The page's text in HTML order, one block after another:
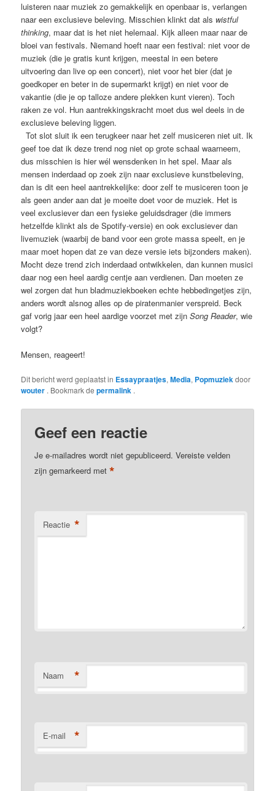
luisteren naar muziek zo gemakkelijk en openbaar is, verlangen
naar een exclusieve beleving. Misschien klinkt dat als wistful
thinking, maar dat is het niet helemaal. Kijk alleen maar naar de
bloei van festivals. Niemand hoeft naar een festival: niet voor de
muziek (die je gratis kunt krijgen, meestal in een betere
uitvoering dan live op een concert), niet voor het bier (dat je
goedkoper en beter in de supermarkt krijgt) en niet voor de
vakantie (die je op talloze andere plekken kunt vieren). Toch
raken ze vol. Hun aantrekkingskracht moet dus wel deels in de
exclusieve beleving liggen.
Tot slot sluit ik een terugkeer naar het zelf musiceren niet uit. Ik
geef toe dat ik deze trend nog niet op grote schaal waarneem,
dus misschien is hier wél wensdenken in het spel. Maar als
mensen inderdaad op zoek zijn naar exclusieve kunstbeleving,
dan is dit een heel aantrekkelijke: door zelf te musiceren toon je
als geen ander aan dat je moeite doet voor de muziek. Het is
veel exclusiever dan een fysieke geluidsdrager (die immers
hetzelfde klinkt als de Spotify-versie) en ook exclusiever dan
livemuziek (waarbij de band voor een grote massa speelt, en je
maar moet hopen dat ze van deze versie iets bijzonders maken).
Mocht deze trend zich inderdaad ontwikkelen, dan kunnen musici
daar nog een heel aardig centje aan verdienen. Dan moeten ze
wel zorgen dat hun bladmuziekboeken echte hebbedingetjes zijn,
anders wordt alsnog alles op de piratenmanier verspreid. Beck
gaf vorig jaar een heel aardige voorzet met zijnSong Reader, wie
volgt?
Mensen, reageert!
Dit bericht werd geplaatst in Essaypraatjes,Media, Popmuziekdoor
wouter . Bookmark depermalink .
Geef een reactie
Je e-mailadres wordt niet gepubliceerd. Vereiste velden
zijn gemarkeerd met*
Reactie *
Naam *
E-mail *